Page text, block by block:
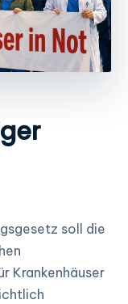
soll die
Krankenhäuser